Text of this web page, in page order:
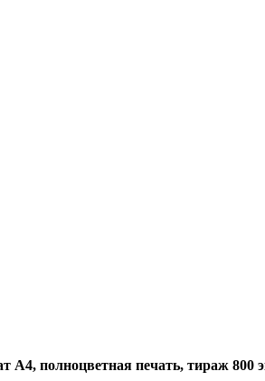
полноцветная печать, тираж 800